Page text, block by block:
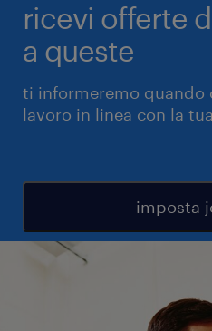
ricevi offerte
a queste
ti informeremo quando
lavoro in linea con la
imposta